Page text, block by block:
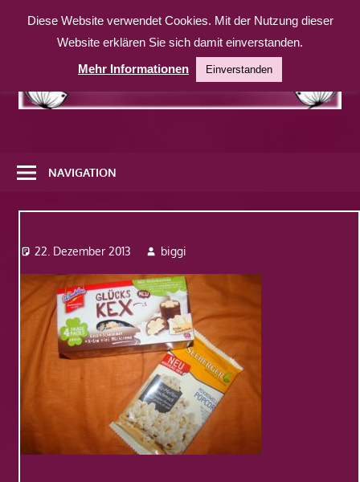
Inhalt
weitere
Website
NAVIGATION
22. Dezember 2013 biggi
Diese Website verwendet Cookies. Mit der Nutzung dieser
Website erklären Sie sich damit einverstanden.
Mehr Informationen
Einverstanden